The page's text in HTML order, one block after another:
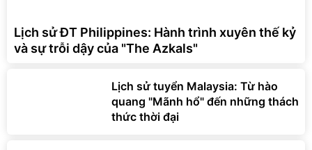
Lịch sử ĐT Philippines: Hành trình xuyên thế kỷ
và sự trỗi dậy của "The Azkals"
Lịch sử tuyển Malaysia: Từ hào
quang "Mãnh hổ" đến những thách
thức thời đại